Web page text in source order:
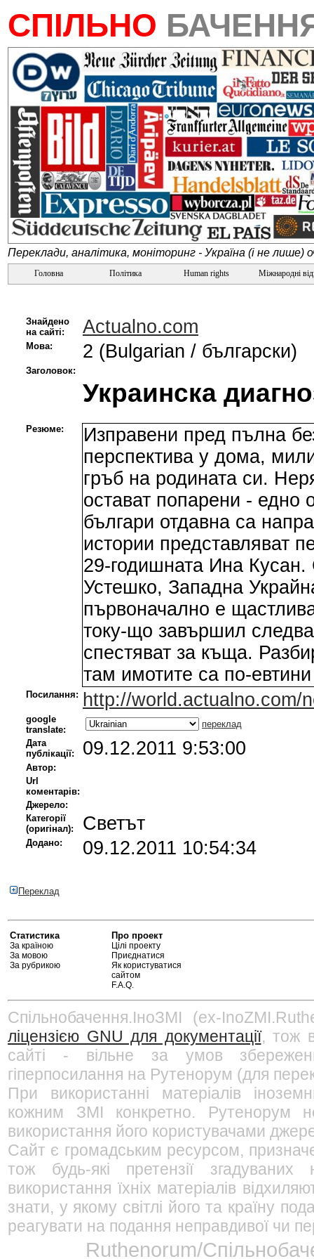
СПІЛЬНО
Переклади, аналітика, моніторинг - Україна (і не лише)
Головна Політика Human rights Міжнародні
Знайдено
на сайті:
Actualno.com
Мова: 2 (Bulgarian / български)
Заголовок:
Украинска
Резюме:
Изправени пред пълна
перспектива у дома,
гръб на родината си.
остават попарени - едно
българи отдавна са
истории представляват
29-годишната Ина Кусан.
Устешко, Западна
първоначално е
току-що завършил
спестяват за къща.
там имотите са по-
Посилання: http://world.actualno.com/
google
translate:
переклад
Дата
публікації:
09.12.2011 9:53:00
Автор:
Url
коментарів:
Джерело:
Категорії
(оригінал):
Светът
Додано: 09.12.2011 10:54:34
Переклад
Статистика
За країною
За мовою
За рубрикою
Про проект
Цілі проекту
Приєднатися
Як користуватися
сайтом
F.A.Q.
Спільнобачення.ІноЗМІ (ex-
ліцензією GNU для документації, тож
сайті - вільне за умов
гіперпосилання на Рутенорум (для
При використанні матеріалів
кожним ЗМІ конкретно. Рутенорум
використання його користувачами
Сайт є громадським ресурсом,
тож будь-які претензії
використання їхніх матеріалів
знати, у якому світлі його та країну
реагувати на подання неправдивої чи
Ruthenorum/